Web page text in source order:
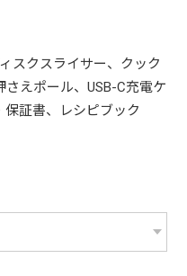
スクスライサー、クック
えポール、USB-C充電ケ
証書、レシピブック